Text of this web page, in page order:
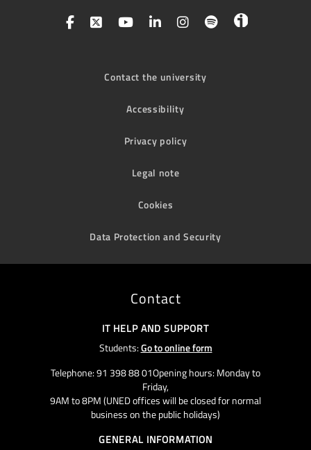
Contact the university
Accessibility
Privacy policy
Legal note
Cookies
Data Protection and Security
Contact
IT HELP AND SUPPORT
Students:Go to online form
Telephone: 91 398 88 01Opening hours: Monday to
Friday,
9AM to 8PM (UNED offices will be closed for normal
business on the public holidays)
GENERAL INFORMATION